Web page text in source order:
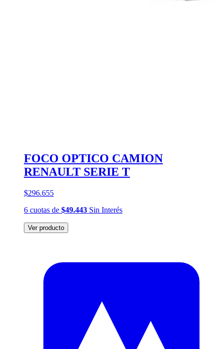
FOCO OPTICO CAMION
RENAULT SERIE T
$296.655
6 cuotas de $49.443 Sin Interés
Ver producto